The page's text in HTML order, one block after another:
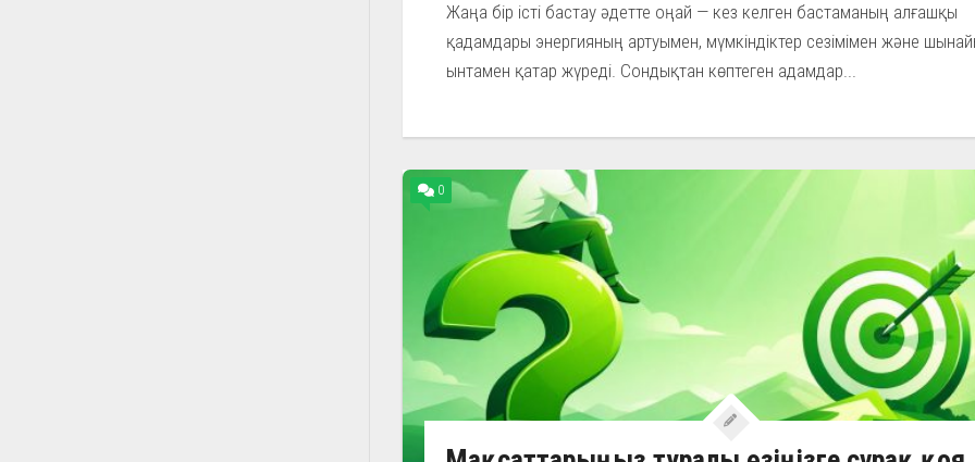
Жаңа бір істі бастау әдетте оңай — кез келген бастаманың алғашқы
қадамдары энергияның артуымен, мүмкіндіктер сезімімен және
ынтамен қатар жүреді. Сондықтан көптеген адамдар...
0